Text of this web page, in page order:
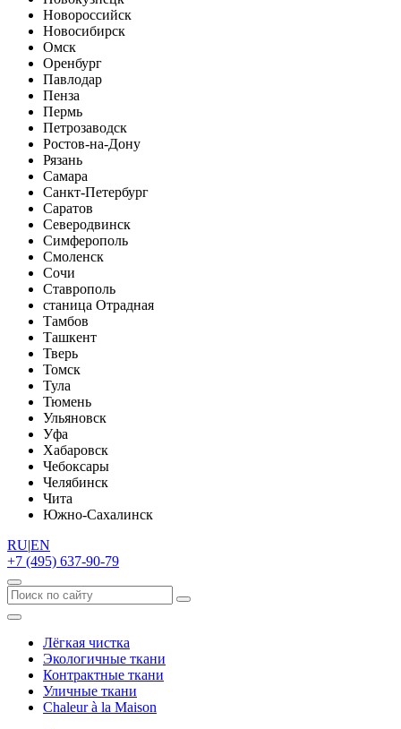
Новороссийск
Новосибирск
Омск
Оренбург
Павлодар
Пенза
Пермь
Петрозаводск
Ростов-на-Дону
Рязань
Самара
Санкт-Петербург
Саратов
Северодвинск
Симферополь
Смоленск
Сочи
Ставрополь
станица Отрадная
Тамбов
Ташкент
Тверь
Томск
Тула
Тюмень
Ульяновск
Уфа
Хабаровск
Чебоксары
Челябинск
Чита
Южно-Сахалинск
RU|EN
+7 (495) 637-90-79
Лёгкая чистка
Экологичные ткани
Контрактные ткани
Уличные ткани
Сhaleur à la Maison